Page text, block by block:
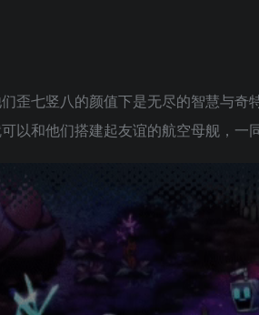
歪七竖八的颜值下是无尽的智慧与奇
以和他们搭建起友谊的航空母舰，一